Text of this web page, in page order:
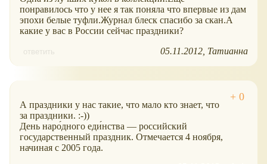
понравилось что у нее я так поняла что впервые из дам
эпохи белые туфли.Журнал блеск спасибо за скан.А
какие у вас в России сейчас праздники?
ответить 05.11.2012 Татианна
А праздники у нас такие, что мало кто знает, что
за праздники. :-))
День наро́дного еди́нства — российский
государственный праздник. Отмечается 4 ноября,
начиная с 2005 года.